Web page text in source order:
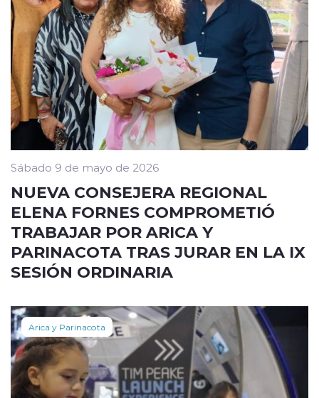
Sábado 9 de mayo de 2026
NUEVA CONSEJERA REGIONAL
ELENA FORNES COMPROMETIÓ
TRABAJAR POR ARICA Y
PARINACOTA TRAS JURAR EN LA IX
SESIÓN ORDINARIA
Arica y Parinacota